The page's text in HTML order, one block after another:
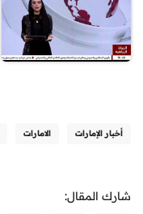
أخبار الإمارات الامارات
شارك المقال: